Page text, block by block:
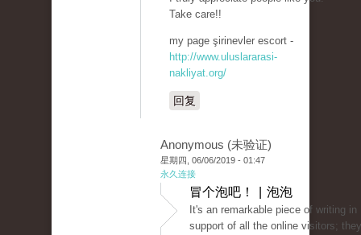
Take care!!
my page şirinevler escort -
http://www.uluslararasi-
nakliyat.org/
回复
Anonymous (未验证)
星期四, 06/06/2019 - 01:47
永久连接
冒个泡吧！ | 泡泡
It's an remarkable piece of writing in
support of all the online visitors; they